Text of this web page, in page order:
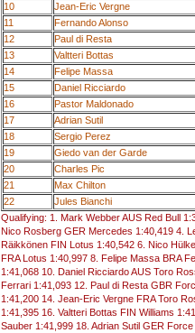
10
Jean-Eric Vergne
11
Fernando Alonso
12
Paul di Resta
13
Valtteri Bottas
14
Felipe Massa
15
Daniel Ricciardo
16
Pastor Maldonado
17
Adrian Sutil
18
Sergio Perez
19
Giedo van der Garde
20
Charles Pic
21
Max Chilton
22
Jules Bianchi
Qualifying: 1. Mark Webber AUS Red Bull
Nico Rosberg GER Mercedes 1:40,419 4.
Räikkönen FIN Lotus 1:40,542 6. Nico
FRA Lotus 1:40,997 8. Felipe Massa BRA
1:41,068 10. Daniel Ricciardo AUS Toro
Ferrari 1:41,093 12. Paul di Resta GBR
1:41,200 14. Jean-Eric Vergne FRA Toro
1:41,395 16. Valtteri Bottas FIN Williams
Sauber 1:41,999 18. Adrian Sutil GER